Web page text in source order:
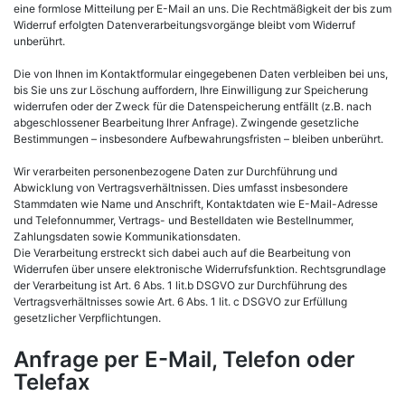
eine formlose Mitteilung per E-Mail an uns. Die Rechtmäßigkeit der bis zum
Widerruf erfolgten Datenverarbeitungsvorgänge bleibt vom Widerruf
unberührt.
Die von Ihnen im Kontaktformular eingegebenen Daten verbleiben bei uns,
bis Sie uns zur Löschung auffordern, Ihre Einwilligung zur Speicherung
widerrufen oder der Zweck für die Datenspeicherung entfällt (z.B. nach
abgeschlossener Bearbeitung Ihrer Anfrage). Zwingende gesetzliche
Bestimmungen – insbesondere Aufbewahrungsfristen – bleiben unberührt.
Wir verarbeiten personenbezogene Daten zur Durchführung und
Abwicklung von Vertragsverhältnissen. Dies umfasst insbesondere
Stammdaten wie Name und Anschrift, Kontaktdaten wie E-Mail-Adresse
und Telefonnummer, Vertrags- und Bestelldaten wie Bestellnummer,
Zahlungsdaten sowie Kommunikationsdaten.
Die Verarbeitung erstreckt sich dabei auch auf die Bearbeitung von
Widerrufen über unsere elektronische Widerrufsfunktion. Rechtsgrundlage
der Verarbeitung ist Art. 6 Abs. 1 lit.b DSGVO zur Durchführung des
Vertragsverhältnisses sowie Art. 6 Abs. 1 lit. c DSGVO zur Erfüllung
gesetzlicher Verpflichtungen.
Anfrage per E-Mail, Telefon oder
Telefax